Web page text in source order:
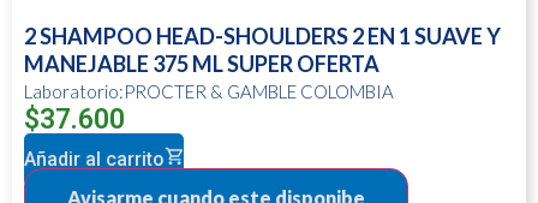
2 SHAMPOO HEAD-SHOULDERS 2 EN 1 SUAVE Y
MANEJABLE 375 ML SUPER OFERTA
Laboratorio:PROCTER & GAMBLE COLOMBIA
$37.600
Añadir al carrito